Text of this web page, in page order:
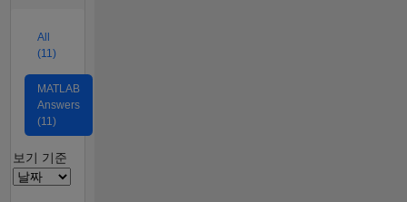
All
(11)
MATLAB
Answers
(11)
Filter2
보기 기준